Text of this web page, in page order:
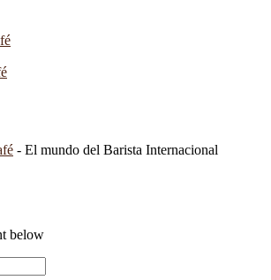
- El mundo del Barista Internacional
below